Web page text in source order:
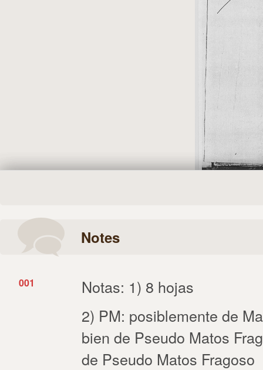
Notes
001
Notas: 1) 8 hojas
2) PM: posiblemente de
bien de Pseudo Matos
de Pseudo Matos Fragoso